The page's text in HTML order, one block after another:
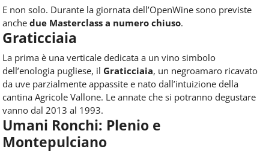
E non solo. Durante la giornata dell’OpenWine sono previste
anche due Masterclass a numero chiuso.
Graticciaia
La prima è una verticale dedicata a un vino simbolo
dell’enologia pugliese, il Graticciaia, un negroamaro ricavato
da uve parzialmente appassite e nato dall’intuizione della
cantina Agricole Vallone. Le annate che si potranno degustare
vanno dal 2013 al 1993.
Umani Ronchi: Plenio e
Montepulciano